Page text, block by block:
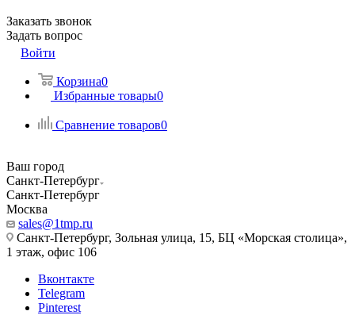
Заказать звонок
Задать вопрос
Войти
Корзина0
Избранные товары0
Сравнение товаров0
Ваш город
Санкт-Петербург
Санкт-Петербург
Москва
sales@1tmp.ru
Санкт-Петербург, Зольная улица, 15, БЦ «Морская столица»,
1 этаж, офис 106
Вконтакте
Telegram
Pinterest